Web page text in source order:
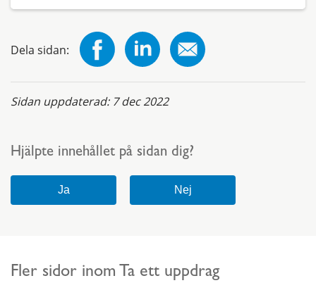
Dela sidan:
Sidan uppdaterad: 7 dec 2022
Hjälpte innehållet på sidan dig?
Fler sidor inom Ta ett uppdrag